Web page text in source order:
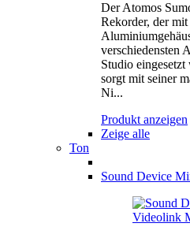
Der Atomos
Rekorder, der mit
verschiedensten
Studio
sorgt mit seiner
Ni...
Produkt anzeigen
Zeige alle
Ton
Sound Device